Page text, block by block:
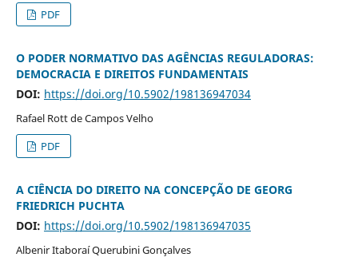
PDF
O PODER NORMATIVO DAS AGÊNCIAS REGULADORAS:
DEMOCRACIA E DIREITOS FUNDAMENTAIS
DOI: https://doi.org/10.5902/198136947034
Rafael Rott de Campos Velho
PDF
A CIÊNCIA DO DIREITO NA CONCEPÇÃO DE GEORG
FRIEDRICH PUCHTA
DOI: https://doi.org/10.5902/198136947035
Albenir Itaboraí Querubini Gonçalves